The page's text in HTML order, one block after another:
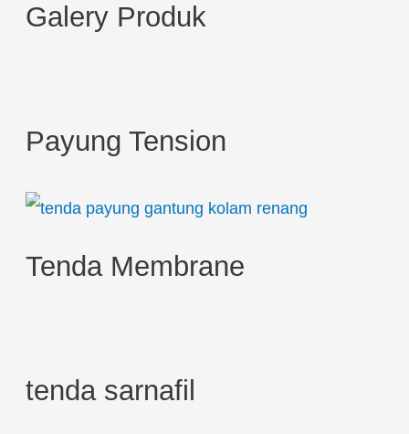
a
f
o
:
Galery Produk
Payung Tension
Tenda Membrane
tenda sarnafil